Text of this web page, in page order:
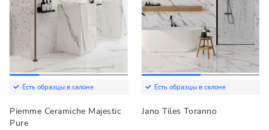
Есть образцы в салоне
Piemme Ceramiche Majestic
Pure
Есть образцы в салоне
Jano Tiles Toranno